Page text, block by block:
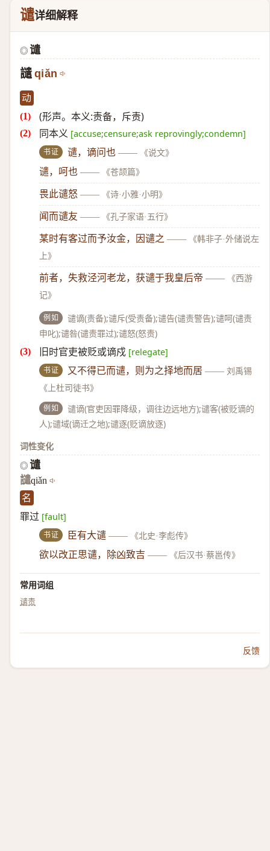
谴详细解释
◎ 谴
譴 qiǎn
动
(形声。本义:责备，斥责)
同本义 [accuse;censure;ask reprovingly;condemn]
书证 谴，谪问也 —— 《说文》
谴，呵也 —— 《苍颉篇》
畏此谴怒 —— 《诗·小雅·小明》
闻而谴友 —— 《孔子家语·五行》
某时有客过而予汝金，因谴之 ——
《韩非子·外储说左
上》
前者，失救泾河老龙，获谴于我皇后帝 ——
《西游
记》
例如
谴谪(责备);谴斥(受责备);谴告(谴责警告);谴呵(谴责
申叱);谴咎(谴责罪过);谴怒(怒责)
旧时官吏被贬或谪戍 [relegate]
书证 又不得已而谴，则为之择地而居 —— 刘禹锡
《上杜司徒书》
例如
谴谪(官吏因罪降级，调往边远地方);谴客(被贬谪的
人);谴域(谪迁之地);谴逐(贬谪放逐)
词性变化
◎ 谴
譴qiǎn
名
罪过 [fault]
书证 臣有大谴 —— 《北史·李彪传》
欲以改正思谴，除凶致吉 —— 《后汉书·蔡邕传》
常用词组
谴责
反馈